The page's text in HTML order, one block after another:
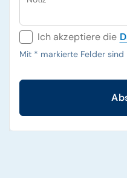
Ich akzeptiere die
Mit * markierte Felder